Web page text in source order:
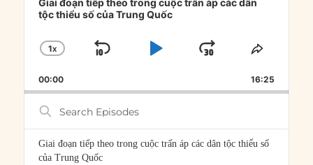
Giai đoạn tiếp theo trong cuộc trấn áp các dân
tộc thiểu số của Trung Quốc
CHANGE
RATE
1X
SKIP
PLAYJUMP
FORWARD
SHARE
00:00 16:25
Search
Episodes
Giai đoạn tiếp theo trong cuộc trấn áp các dân tộc thiểu số
của Trung Quốc